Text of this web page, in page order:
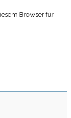
Browser für